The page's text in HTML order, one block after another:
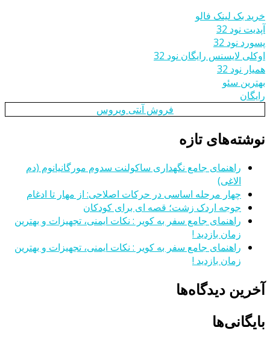
خرید بک لینک فالو
آپدیت نود 32
پسورد نود 32
اوکلی لایسنس رایگان نود 32
همیار نود 32
بهترین سئو
رایگان
فروش آنتی ویروس
نوشته‌های تازه
راهنمای جامع نگهداری ساکولنت سدوم مورگانیانوم (دم
الاغی)
چهار مرحله اساسی در حرکات اصلاحی: از مهار تا ادغام
جوجه اردک زشت؛ قصه ای برای کودکان
راهنمای جامع سفر به کویر : نکات ایمنی، تجهیزات و بهترین
زمان بازدید !
راهنمای جامع سفر به کویر : نکات ایمنی، تجهیزات و بهترین
زمان بازدید !
آخرین دیدگاه‌ها
بایگانی‌ها